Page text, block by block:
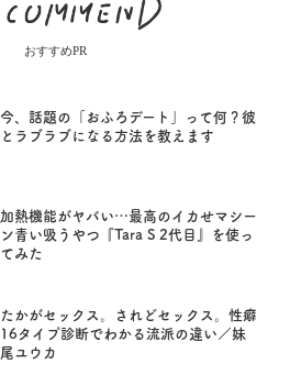
おすすめPR
今、話題の「おふろデート」って何？彼
とラブラブになる方法を教えます
加熱機能がヤバい…最高のイカせマシー
ン青い吸うやつ『Tara S 2代目』を使っ
てみた
たかがセックス。されどセックス。性癖
16タイプ診断でわかる流派の違い／妹
尾ユウカ